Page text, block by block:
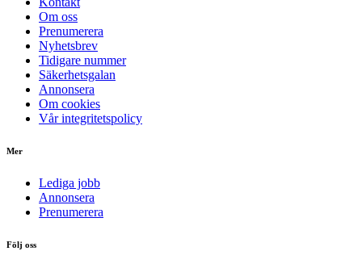
Om oss
Prenumerera
Nyhetsbrev
Tidigare nummer
Säkerhetsgalan
Annonsera
Om cookies
Vår integritetspolicy
Mer
Lediga jobb
Annonsera
Prenumerera
Följ oss